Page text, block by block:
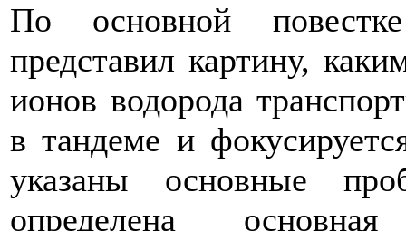
По основной
представил картину,
ионов водорода
в тандеме и
указаны основные
определена